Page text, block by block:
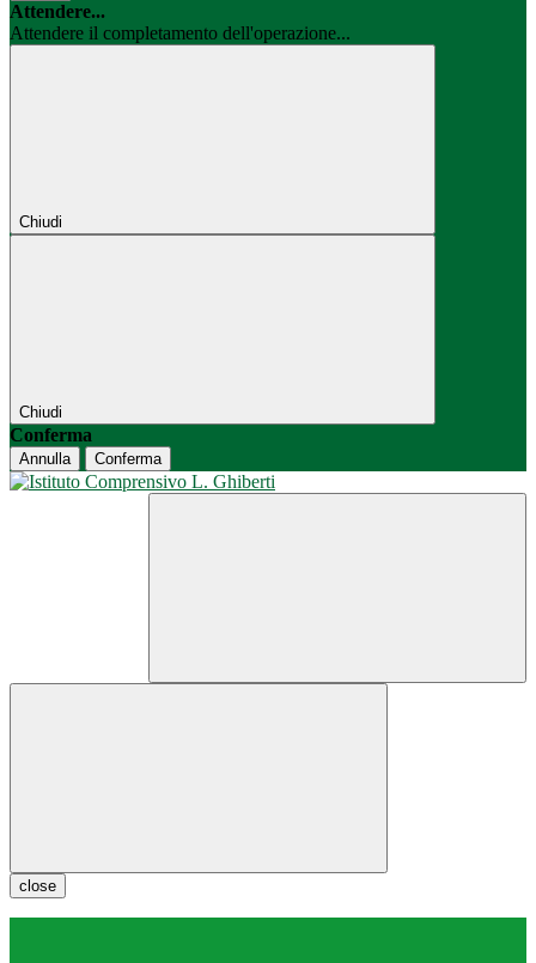
Attendere...
Attendere il completamento dell'operazione...
Chiudi
Chiudi
Conferma
Annulla Conferma
close